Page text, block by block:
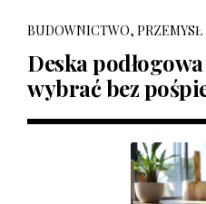
BUDOWNICTWO, PRZEMYSŁ
Deska
wybrać bez